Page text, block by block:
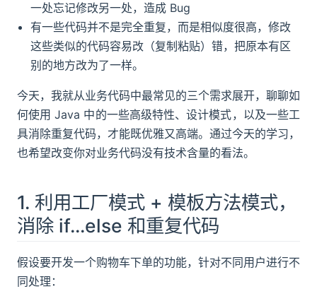
一处忘记修改另一处，造成 Bug
有一些代码并不是完全重复，而是相似度很高，修改
这些类似的代码容易改（复制粘贴）错，把原本有区
别的地方改为了一样。
今天，我就从业务代码中最常见的三个需求展开，聊聊如
何使用 Java 中的一些高级特性、设计模式，以及一些工
具消除重复代码，才能既优雅又高端。通过今天的学习，
也希望改变你对业务代码没有技术含量的看法。
1. 利用工厂模式 + 模板方法模式，
消除 if…else 和重复代码
假设要开发一个购物车下单的功能，针对不同用户进行不
同处理：